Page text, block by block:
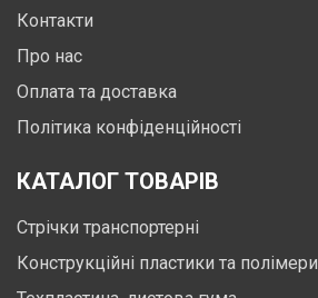
Контакти
Про нас
Оплата та доставка
Політика конфіденційності
КАТАЛОГ ТОВАРІВ
Стрічки транспортерні
Конструкційні пластики та полімери